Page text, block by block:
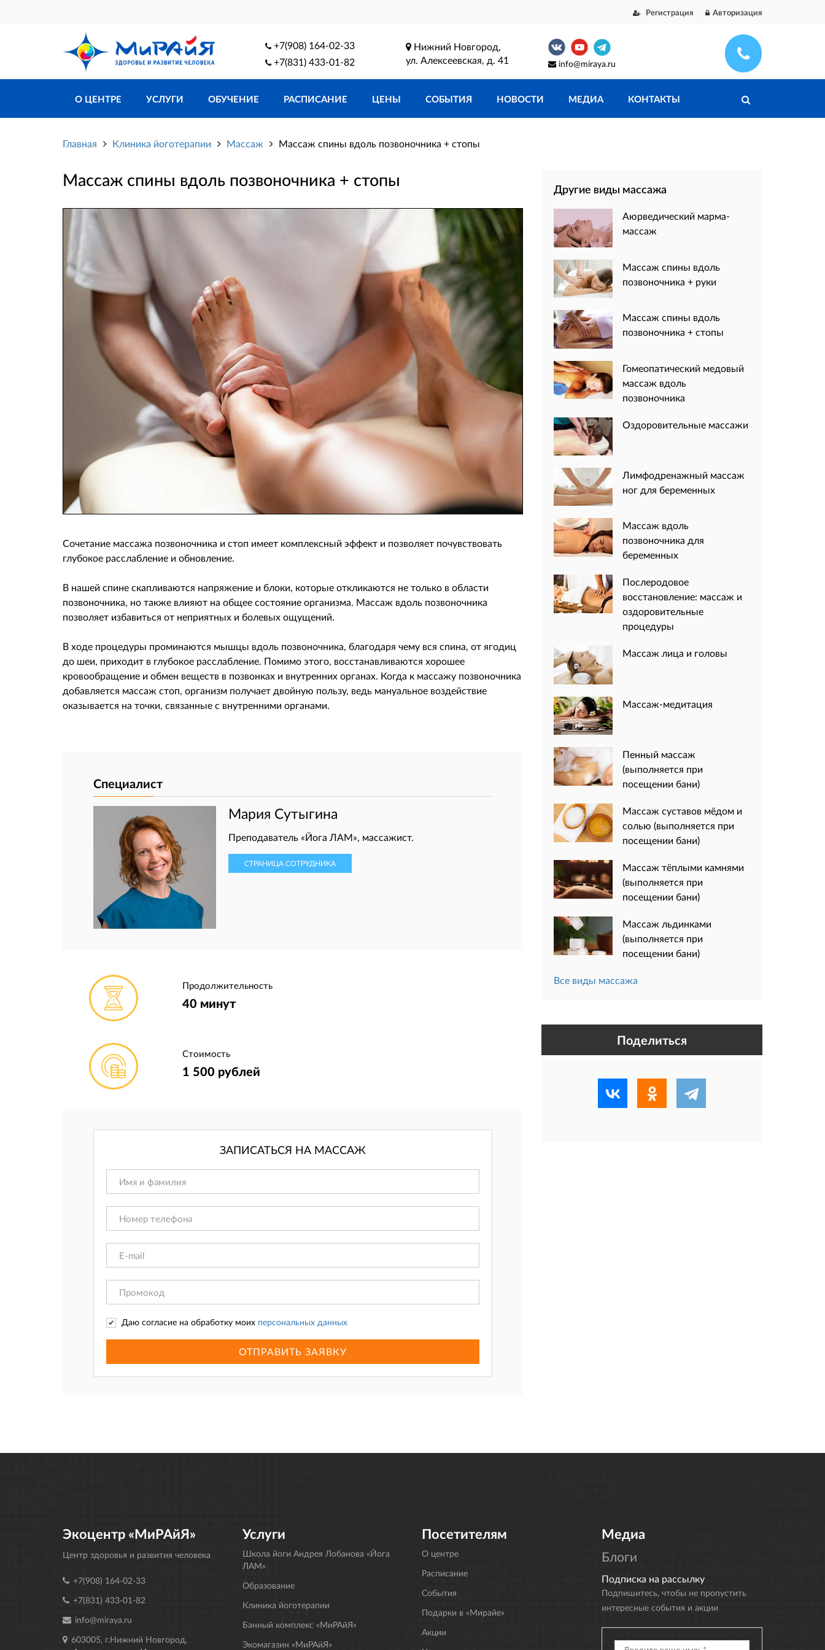
Регистрация Авторизация
+7(908) 164-02-33
+7(831) 433-01-82
Нижний Новгород,
ул. Алексеевская, д. 41
info@miraya.ru
О ЦЕНТРЕ УСЛУГИ ОБУЧЕНИЕ РАСПИСАНИЕ ЦЕНЫ СОБЫТИЯ НОВОСТИ МЕДИА КОНТАКТЫ
Главная Клиника йоготерапии Массаж Массаж спины вдоль позвоночника + стопы
Массаж спины вдоль позвоночника + стопы
Сочетание массажа позвоночника и стоп имеет комплексный эффект и позволяет почувствовать
глубокое расслабление и обновление.
В нашей спине скапливаются напряжение и блоки, которые откликаются не только в области
позвоночника, но также влияют на общее состояние организма. Массаж вдоль позвоночника
позволяет избавиться от неприятных и болевых ощущений.
В ходе процедуры проминаются мышцы вдоль позвоночника, благодаря чему вся спина, от ягодиц
до шеи, приходит в глубокое расслабление. Помимо этого, восстанавливаются хорошее
кровообращение и обмен веществ в позвонках и внутренних органах. Когда к массажу позвоночника
добавляется массаж стоп, организм получает двойную пользу, ведь мануальное воздействие
оказывается на точки, связанные с внутренними органами.
Специалист
Мария Сутыгина
Преподаватель «Йога ЛАМ», массажист.
СТРАНИЦА СОТРУДНИКА
Продолжительность
40 минут
Стоимость
1 500 рублей
ЗАПИСАТЬСЯ НА МАССАЖ
Даю согласие на обработку моих персональных данных
ОТПРАВИТЬ ЗАЯВКУ
Другие виды массажа
Аюрведический марма-
массаж
Массаж спины вдоль
позвоночника + руки
Массаж спины вдоль
позвоночника + стопы
Гомеопатический медовый
массаж вдоль
позвоночника
Оздоровительные массажи
Лимфодренажный массаж
ног для беременных
Массаж вдоль
позвоночника для
беременных
Послеродовое
восстановление: массаж и
оздоровительные
процедуры
Массаж лица и головы
Массаж-медитация
Пенный массаж
(выполняется при
посещении бани)
Массаж суставов мёдом и
солью (выполняется при
посещении бани)
Массаж тёплыми камнями
(выполняется при
посещении бани)
Массаж льдинками
(выполняется при
посещении бани)
Все виды массажа
Поделиться
Экоцентр «МиРАйЯ»
Центр здоровья и развития человека
+7(908) 164-02-33
+7(831) 433-01-82
info@miraya.ru
603005, г.Нижний Новгород,
Услуги
Школа йоги Андрея Лобанова «Йога
ЛАМ»
Образование
Клиника йоготерапии
Банный комплекс «МиРАйЯ»
Экомагазин «МиРАйЯ»
Посетителям
О центре
Расписание
События
Подарки в «Мирайе»
Акции
Медиа
Блоги
Подписка на рассылку
Подпишитесь, чтобы не пропустить
интересные события и акции